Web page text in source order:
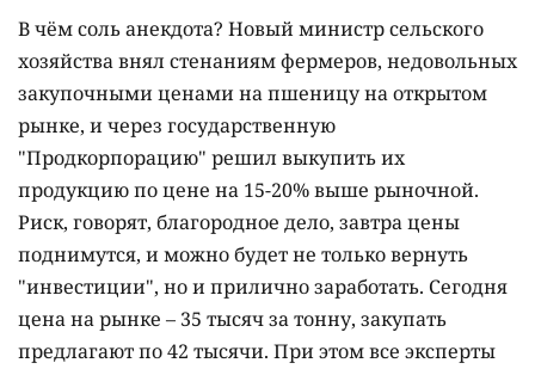
В чём соль анекдота? Новый министр сельского
хозяйства внял стенаниям фермеров, недовольных
закупочными ценами на пшеницу на открытом
рынке, и через государственную
"Продкорпорацию" решил выкупить их
продукцию по цене на 15-20% выше рыночной.
Риск, говорят, благородное дело, завтра цены
поднимутся, и можно будет не только вернуть
"инвестиции", но и прилично заработать. Сегодня
цена на рынке – 35 тысяч за тонну, закупать
предлагают по 42 тысячи. При этом все эксперты